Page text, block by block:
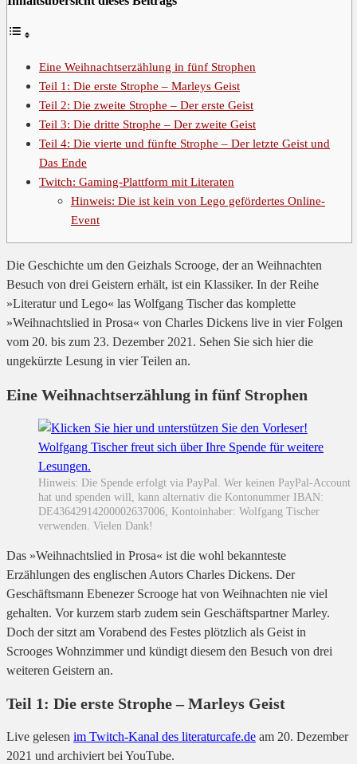
Eine Weihnachtserzählung in fünf Strophen
Teil 1: Die erste Strophe – Marleys Geist
Teil 2: Die zweite Strophe – Der erste Geist
Teil 3: Die dritte Strophe – Der zweite Geist
Teil 4: Die vierte und fünfte Strophe – Der letzte Geist und
Das Ende
Twitch: Gaming-Plattform mit Literaten
Hinweis: Die ist kein von Lego gefördertes Online-
Event
Die Geschichte um den Geizhals Scrooge, der an Weihnachten
Besuch von drei Geistern erhält, ist ein Klassiker. In der Reihe
»Literatur und Lego« las Wolfgang Tischer das komplette
»Weihnachtslied in Prosa« von Charles Dickens live in vier Folgen
vom 20. bis zum 23. Dezember 2021. Sehen Sie sich hier die
ungekürzte Lesung in vier Teilen an.
Eine Weihnachtserzählung in fünf Strophen
Hinweis: Die Spende erfolgt via PayPal. Wer keinen PayPal-Account
hat und spenden will, kann alternativ die Kontonummer IBAN:
DE43642914200002637006, Kontoinhaber: Wolfgang Tischer
verwenden. Vielen Dank!
Das »Weihnachtslied in Prosa« ist die wohl bekannteste
Erzählungen des englischen Autors Charles Dickens. Der
Geschäftsmann Ebenezer Scrooge hat von Weihnachten nie viel
gehalten. Vor kurzem starb zudem sein Geschäftspartner Marley.
Doch der sitzt am Vorabend des Festes plötzlich als Geist in
Scrooges Wohnzimmer und kündigt diesem den Besuch von drei
weiteren Geistern an.
Teil 1: Die erste Strophe – Marleys Geist
Live gelesen im Twitch-Kanal des literaturcafe.de am 20. Dezember
2021 und archiviert bei YouTube.